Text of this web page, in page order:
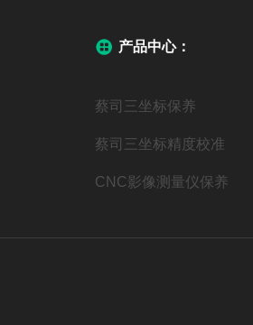
产品中心：
蔡司三坐标保养
蔡司三坐标精度校准
CNC影像测量仪保养